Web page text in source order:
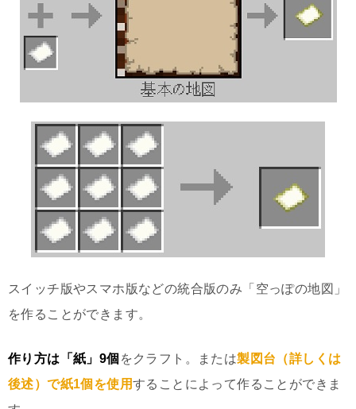
スイッチ版やスマホ版などの統合版のみ「空っぽの地図」
を作ることができます。
作り方は「紙」9個 をクラフト。または製図台（詳しくは
後述）で紙1個を使用することによって作ることができま